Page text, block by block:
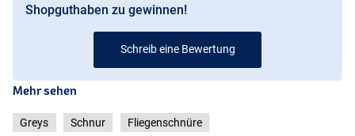
Shopguthaben zu gewinnen!
Schreib eine Bewertung
Mehr sehen
Greys Schnur Fliegenschnüre